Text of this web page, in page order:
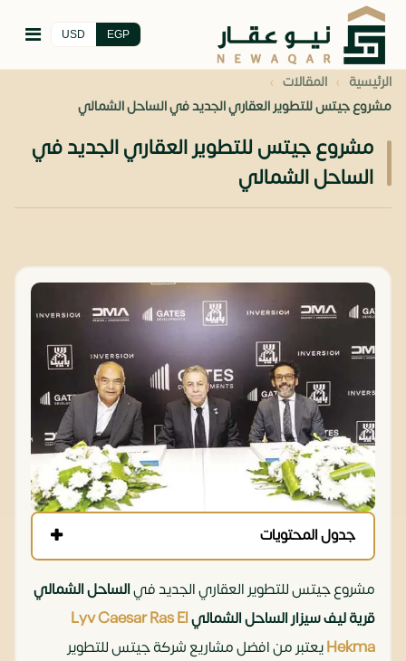
EGP
USD
الرئيسية › المقالات ›
مشروع جيتس للتطوير العقاري الجديد في الساحل الشمالي
مشروع جيتس للتطوير العقاري الجديد في
الساحل الشمالي
جدول المحتويات
مشروع جيتس للتطوير العقاري الجديد فيالساحل الشمالي
قرية ليف سيزار الساحل الشماليLyv Caesar Ras El
Hekmaيعتبر من افضل مشاريع شركة جيتس للتطوير